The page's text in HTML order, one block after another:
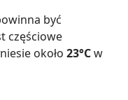
być
częściowe
około 23°Cw